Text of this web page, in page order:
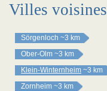
Villes voisines
Sörgenloch ~3 km
Ober-Olm ~3 km
Klein-Winternheim ~3 km
Zornheim ~3 km